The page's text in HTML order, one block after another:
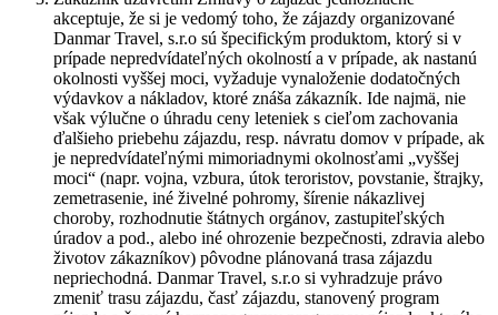
akceptuje, že si je vedomý toho, že zájazdy organizované
Danmar Travel, s.r.o sú špecifickým produktom, ktorý si v
prípade nepredvídateľných okolností a v prípade, ak nastanú
okolnosti vyššej moci, vyžaduje vynaloženie dodatočných
výdavkov a nákladov, ktoré znáša zákazník. Ide najmä, nie
však výlučne o úhradu ceny leteniek s cieľom zachovania
ďalšieho priebehu zájazdu, resp. návratu domov v prípade, ak
je nepredvídateľnými mimoriadnymi okolnosťami „vyššej
moci“ (napr. vojna, vzbura, útok teroristov, povstanie, štrajky,
zemetrasenie, iné živelné pohromy, šírenie nákazlivej
choroby, rozhodnutie štátnych orgánov, zastupiteľských
úradov a pod., alebo iné ohrozenie bezpečnosti, zdravia alebo
životov zákazníkov) pôvodne plánovaná trasa zájazdu
nepriechodná. Danmar Travel, s.r.o si vyhradzuje právo
zmeniť trasu zájazdu, časť zájazdu, stanovený program